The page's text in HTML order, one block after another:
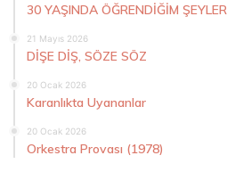
30 YAŞINDA ÖĞRENDİĞİM ŞEYLER
21 Mayıs 2026
DİŞE DİŞ, SÖZE SÖZ
20 Ocak 2026
Karanlıkta Uyananlar
20 Ocak 2026
Orkestra Provası (1978)